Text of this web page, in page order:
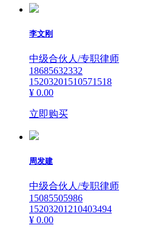
李文刚
中级合伙人/专职律师
18685632332
15203201510571518
¥ 0.00
立即购买
周发建
中级合伙人/专职律师
15085505986
15203201210403494
¥ 0.00